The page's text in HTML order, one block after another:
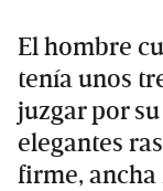
El hombre
tenía unos
juzgar por
elegantes
firme, ancha